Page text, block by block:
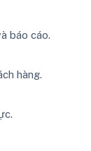
báo cáo.
hàng.